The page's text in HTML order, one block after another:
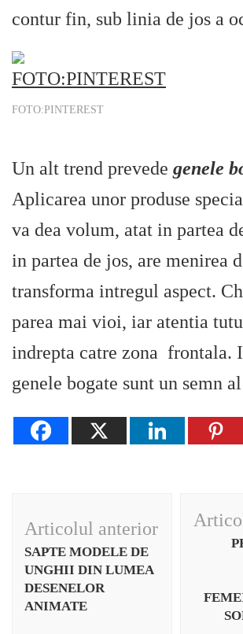
contur fin, sub linia de jos a
FOTO:PINTEREST
Un alt trend prevede genele
Aplicarea unor produse
va dea volum, atat in partea
in partea de jos, are menirea
transforma intregul aspect.
parea mai vioi, iar atentia
indrepta catre zona frontala.
genele bogate sunt un semn
în
articole
Articolul anterior
SAPTE MODELE DE
UNGHII DIN LUMEA
DESENELOR
ANIMATE